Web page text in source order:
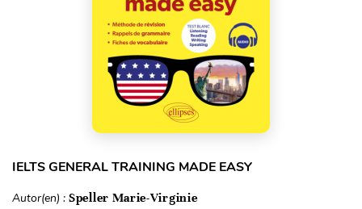
IELTS GENERAL TRAINING MADE EASY
Autor(en) : Speller Marie-Virginie